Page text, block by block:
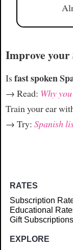
Improve your
Isfast spoken
→ Read: Why
Train your ear
→ Try: Spanish
RATES
Subscription
Educational
Gift Subscriptions
EXPLORE